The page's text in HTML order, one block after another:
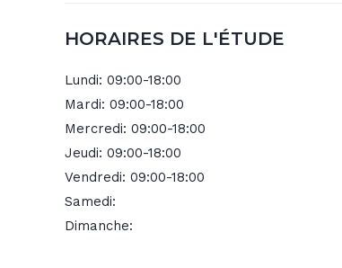
HORAIRES DE L'ÉTUDE
Lundi: 09:00-18:00
Mardi: 09:00-18:00
Mercredi: 09:00-18:00
Jeudi: 09:00-18:00
Vendredi: 09:00-18:00
Samedi:
Dimanche: